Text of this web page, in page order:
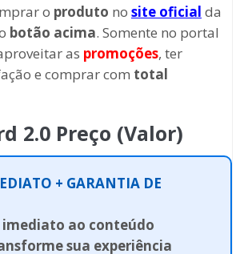
o produto no site oficial da
botão acima. Somente no portal
as promoções, ter
e comprar com total
2.0 Preço (Valor)
+ GARANTIA DE
imediato ao conteúdo
sua experiência